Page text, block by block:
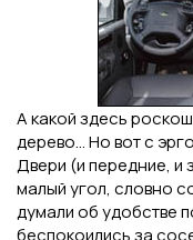
А какой здесь
дерево... Но вот с
Двери (и передние, и
малый угол, словно
думали об удобстве
беспокоились за